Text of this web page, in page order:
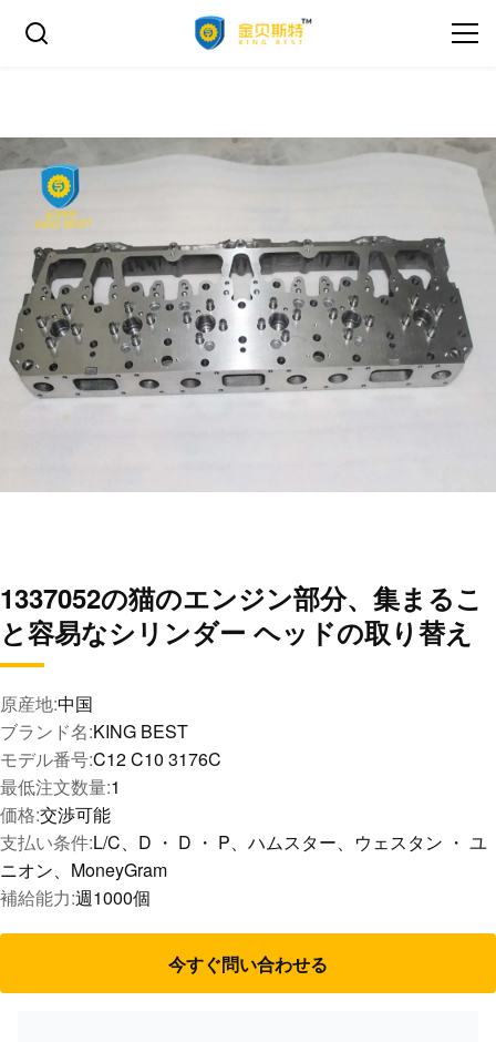
1337052の猫のエンジン部分、集まるこ
と容易なシリンダー ヘッドの取り替え
原産地:中国
ブランド名:KING BEST
モデル番号:C12 C10 3176C
最低注文数量:1
価格:交渉可能
支払い条件:L/C、D ・ D ・ P、ハムスター、ウェスタン ・ ユ
ニオン、MoneyGram
補給能力:週1000個
今すぐ問い合わせる